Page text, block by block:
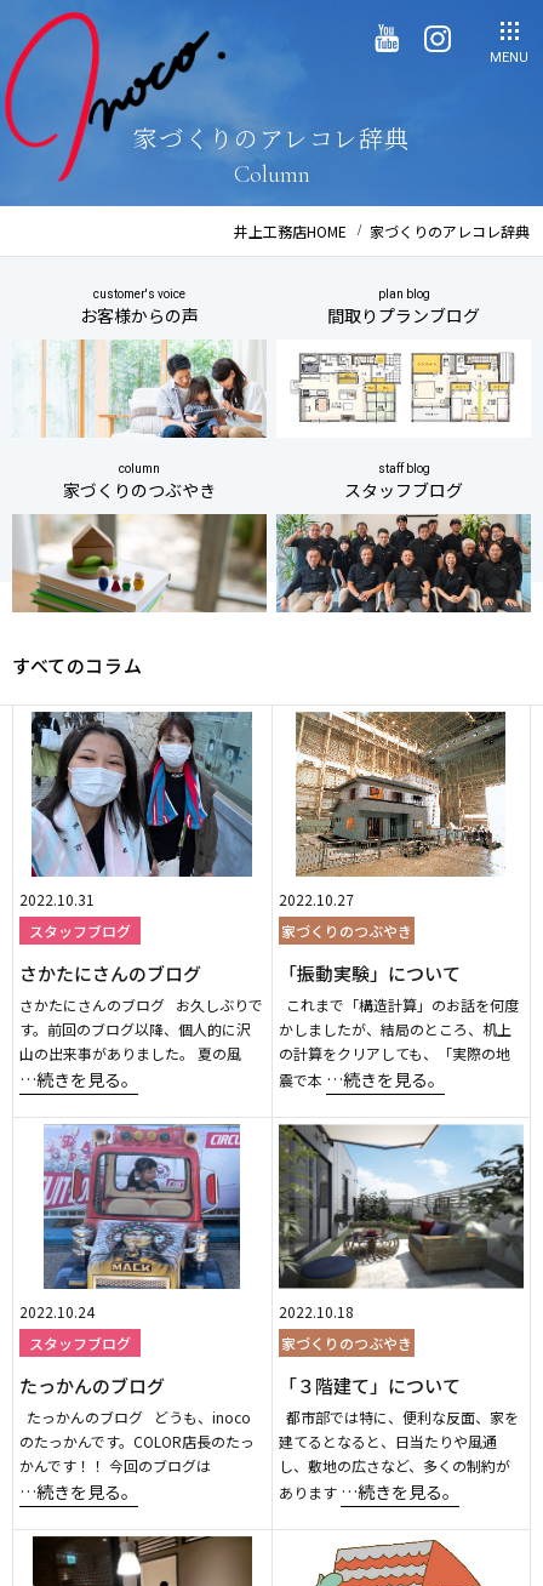
MENU
家づくりのアレコレ辞典
Column
井上工務店HOME 家づくりのアレコレ辞典
customer's voice
お客様からの声
plan blog
間取りプランブログ
column
家づくりのつぶやき
staff blog
スタッフブログ
すべてのコラム
2022.10.31
スタッフブログ
さかたにさんのブログ
さかたにさんのブログ お久しぶりで
す。前回のブログ以降、個人的に沢
山の出来事がありました。 夏の風
…続きを見る。
2022.10.27
家づくりのつぶやき
「振動実験」について
これまで「構造計算」のお話を何度
かしましたが、結局のところ、机上
の計算をクリアしても、「実際の地
震で本 …続きを見る。
2022.10.24
スタッフブログ
たっかんのブログ
たっかんのブログ どうも、inoco
のたっかんです。COLOR店長のたっ
かんです！！ 今回のブログは
…続きを見る。
2022.10.18
家づくりのつぶやき
「３階建て」について
都市部では特に、便利な反面、家を
建てるとなると、日当たりや風通
し、敷地の広さなど、多くの制約が
あります …続きを見る。